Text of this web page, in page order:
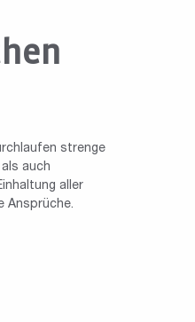
strenge
auch
aller
Ansprüche.